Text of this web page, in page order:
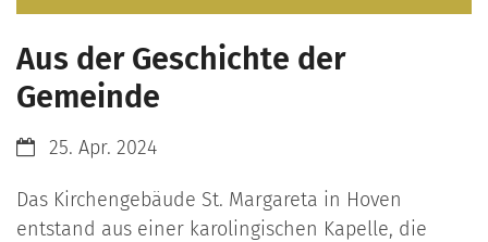
Aus der Geschichte der
Gemeinde
Datum:25. Apr. 2024
Das Kirchengebäude St. Margareta in Hoven
entstand aus einer karolingischen Kapelle, die